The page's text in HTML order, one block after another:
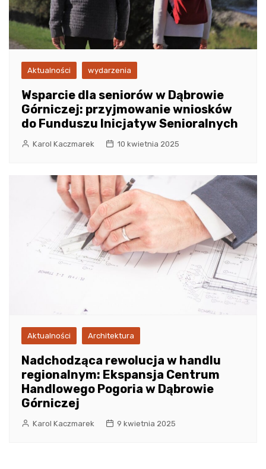
Aktualności wydarzenia
Wsparcie dla seniorów w Dąbrowie
Górniczej: przyjmowanie wniosków
do Funduszu Inicjatyw Senioralnych
Karol Kaczmarek 10 kwietnia 2025
Aktualności Architektura
Nadchodząca rewolucja w handlu
regionalnym: Ekspansja Centrum
Handlowego Pogoria w Dąbrowie
Górniczej
Karol Kaczmarek 9 kwietnia 2025